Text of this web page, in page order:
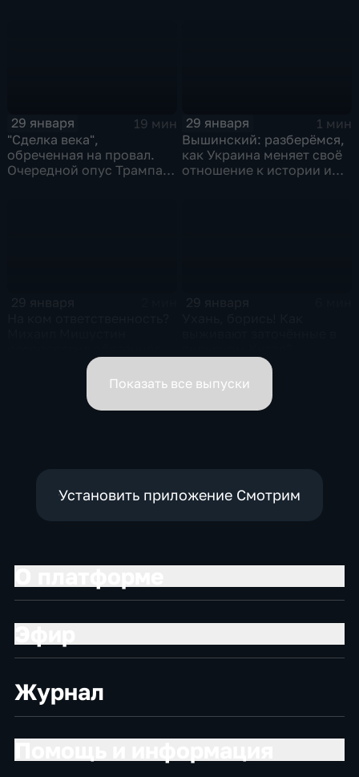
29 января
19 мин
"Сделка века",
обреченная на провал.
Очередной опус Трампа.
29 января
1 мин
Вышинский: разберёмся,
как Украина меняет своё
отношение к истории и
вице-премьеров
Показать все выпуски
Установить приложение Смотрим
Журнал